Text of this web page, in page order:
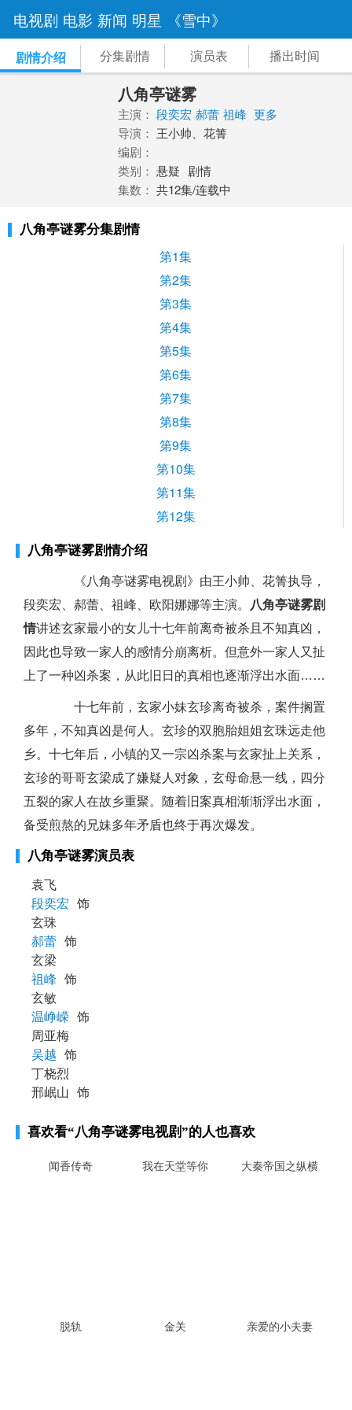
电视剧 电影 新闻 明星 《雪中》
剧情介绍 分集剧情 演员表 播出时间
八角亭谜雾
主演： 段奕宏 郝蕾 祖峰 更多
导演： 王小帅、花箐
编剧：
类别： 悬疑 剧情
集数： 共12集/连载中
八角亭谜雾分集剧情
第1集
第2集
第3集
第4集
第5集
第6集
第7集
第8集
第9集
第10集
第11集
第12集
八角亭谜雾剧情介绍
《八角亭谜雾电视剧》由王小帅、花箐执导，
段奕宏、郝蕾、祖峰、欧阳娜娜等主演。
八角亭谜雾剧
情讲述玄家最小的女儿十七年前离奇被杀且不知真凶，
因此也导致一家人的感情分崩离析。但意外一家人又扯
上了一种凶杀案，从此旧日的真相也逐渐浮出水面……
十七年前，玄家小妹玄珍离奇被杀，案件搁置
多年，不知真凶是何人。玄珍的双胞胎姐姐玄珠远走他
乡。十七年后，小镇的又一宗凶杀案与玄家扯上关系，
玄珍的哥哥玄梁成了嫌疑人对象，玄母命悬一线，四分
五裂的家人在故乡重聚。随着旧案真相渐渐浮出水面，
备受煎熬的兄妹多年矛盾也终于再次爆发。
八角亭谜雾演员表
袁飞
段奕宏 饰
玄珠
郝蕾 饰
玄梁
祖峰 饰
玄敏
温峥嵘 饰
周亚梅
吴越 饰
丁桡烈
邢岷山 饰
喜欢看“八角亭谜雾电视剧”的人也喜欢
闻香传奇 我在天堂等你 大秦帝国之纵横
脱轨 金关 亲爱的小夫妻